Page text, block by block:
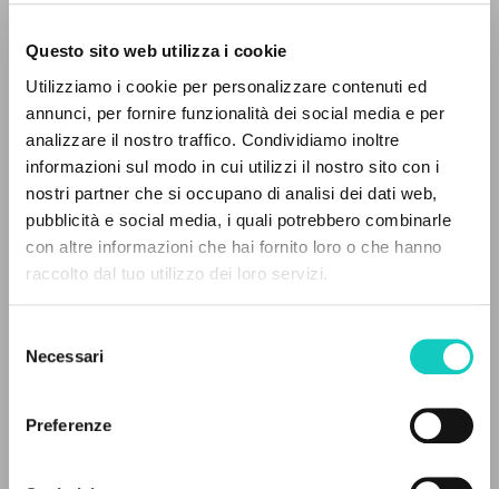
Questo sito web utilizza i cookie
Utilizziamo i cookie per personalizzare contenuti ed
annunci, per fornire funzionalità dei social media e per
analizzare il nostro traffico. Condividiamo inoltre
informazioni sul modo in cui utilizzi il nostro sito con i
nostri partner che si occupano di analisi dei dati web,
pubblicità e social media, i quali potrebbero combinarle
con altre informazioni che hai fornito loro o che hanno
raccolto dal tuo utilizzo dei loro servizi.
delNecessari
Preferenze
Giussani Luigi
Italiano
CL-Litterae Communionis
1992
Pagine: 1
LEGGI IL FULL TEXT NELL'EDIZIONE
0DOCUMENTI TROVATI
RISULTATI SUCCESSIVI